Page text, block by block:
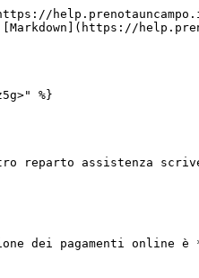
%}
assistenza
dei pagamenti